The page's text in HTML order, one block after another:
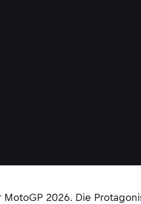
2026. Die